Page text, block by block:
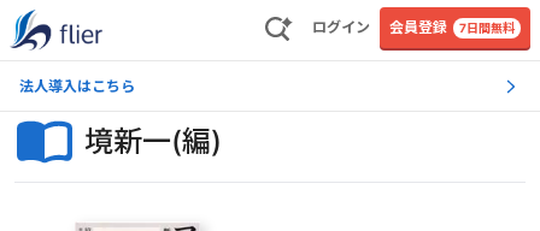
ログイン 会員登録 7日間無料
法人導入はこちら
境新一(編)